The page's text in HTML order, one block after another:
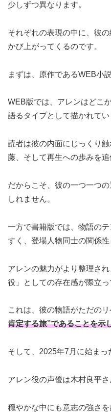
少しずつ異なります。
それぞれの表現の中に、彼
かび上がってくるのです。
まずは、原作であるWEB小
WEB版では、アレンはどこ
語るタイプとして描かれてい
読者は彼の内面にじっくり
藤、そして再生への歩みを追
だからこそ、彼の一つ一つ
しれません。
一方で書籍版では、物語の
すく、登場人物同士の関係性
アレンの魅力がより整理さ
役」としての存在感が際立っ
これは、彼の物語がただのリ
肯定する旅”であることを示
そして、2025年7月に始まっ
アレン役の声優は木村良平さ
穏やかな中にも意志の強さ